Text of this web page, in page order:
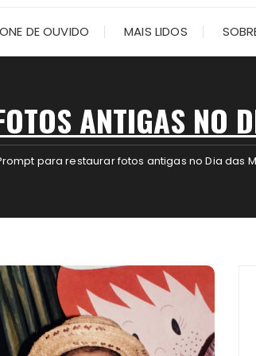
DE OUVIDO MAIS LIDOS
ANTIGAS NO
para restaurar fotos antigas no Dia das